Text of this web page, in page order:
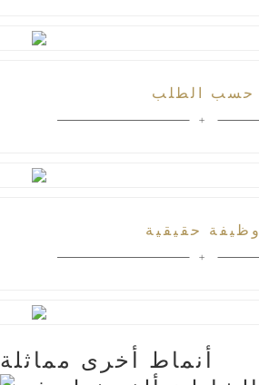
وظيفة حقيقية
حسب الطلب
أنماط أخرى مماثلة